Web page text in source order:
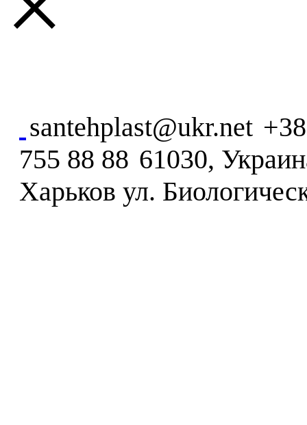
santehplast@ukr.net
755 88 88 61030,
Харьков ул.